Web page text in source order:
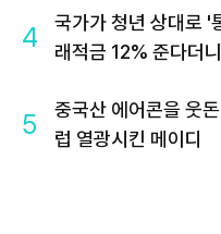
4
국가가 청년 상대로 '
래적금 12% 준다더
5
중국산 에어콘을 웃
럽 열광시킨 메이디